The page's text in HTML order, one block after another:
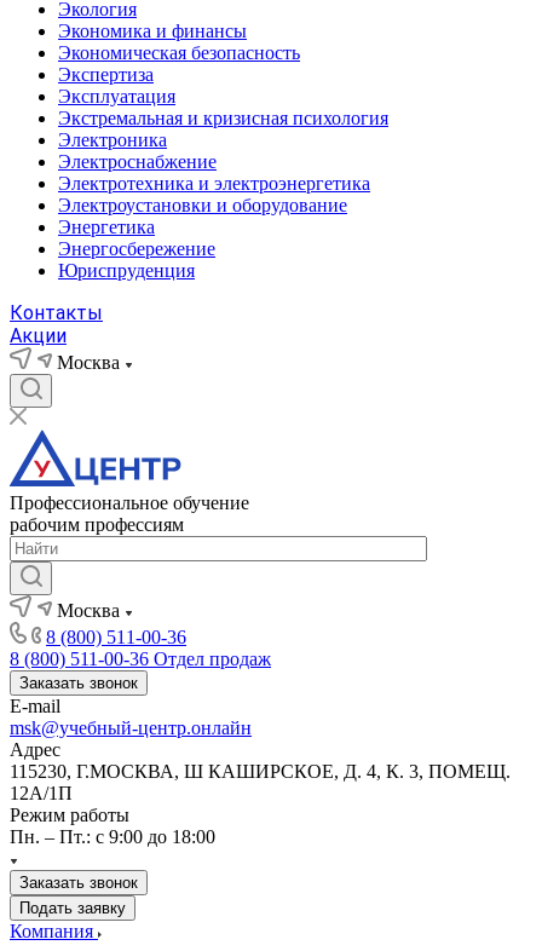
Экология
Экономика и финансы
Экономическая безопасность
Экспертиза
Эксплуатация
Экстремальная и кризисная психология
Электроника
Электроснабжение
Электротехника и электроэнергетика
Электроустановки и оборудование
Энергетика
Энергосбережение
Юриспруденция
Контакты
Акции
Москва
Профессиональное обучение
рабочим профессиям
Москва
8 (800) 511-00-36
8 (800) 511-00-36 Отдел продаж
Заказать звонок
E-mail
msk@учебный-центр.онлайн
Адрес
115230, Г.МОСКВА, Ш КАШИРСКОЕ, Д. 4, К. 3, ПОМЕЩ.
12А/1П
Режим работы
Пн. – Пт.: с 9:00 до 18:00
Заказать звонок
Подать заявку
Компания